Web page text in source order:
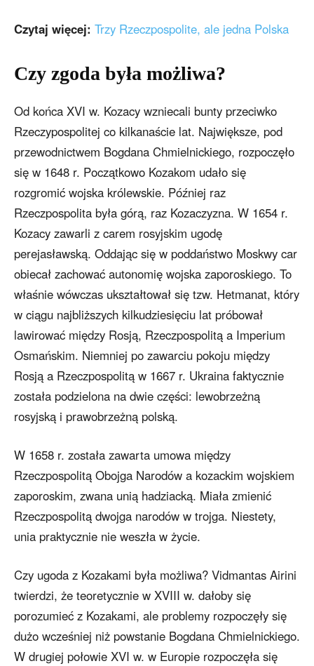
Czytaj więcej: Trzy Rzeczpospolite, ale jedna Polska
Czy zgoda była możliwa?
Od końca XVI w. Kozacy wzniecali bunty przeciwko
Rzeczypospolitej co kilkanaście lat. Największe, pod
przewodnictwem Bogdana Chmielnickiego, rozpoczęło
się w 1648 r. Początkowo Kozakom udało się
rozgromić wojska królewskie. Później raz
Rzeczpospolita była górą, raz Kozaczyzna. W 1654 r.
Kozacy zawarli z carem rosyjskim ugodę
perejasławską. Oddając się w poddaństwo Moskwy car
obiecał zachować autonomię wojska zaporoskiego. To
właśnie wówczas ukształtował się tzw. Hetmanat, który
w ciągu najbliższych kilkudziesięciu lat próbował
lawirować między Rosją, Rzeczpospolitą a Imperium
Osmańskim. Niemniej po zawarciu pokoju między
Rosją a Rzeczpospolitą w 1667 r. Ukraina faktycznie
została podzielona na dwie części: lewobrzeżną
rosyjską i prawobrzeżną polską.
W 1658 r. została zawarta umowa między
Rzeczpospolitą Obojga Narodów a kozackim wojskiem
zaporoskim, zwana unią hadziacką. Miała zmienić
Rzeczpospolitą dwojga narodów w trojga. Niestety,
unia praktycznie nie weszła w życie.
Czy ugoda z Kozakami była możliwa? Vidmantas Airini
twierdzi, że teoretycznie w XVIII w. dałoby się
porozumieć z Kozakami, ale problemy rozpoczęły się
dużo wcześniej niż powstanie Bogdana Chmielnickiego.
W drugiej połowie XVI w. w Europie rozpoczęła się